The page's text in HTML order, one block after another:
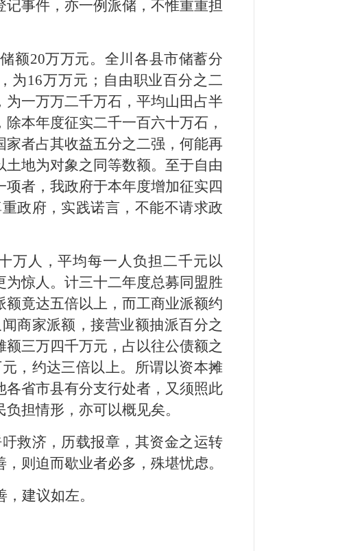
事件，亦一例派储，不惟重重担
额20万万元。全川各县市储蓄分
为16万万元；自由职业百分之二
一万万二千万石，平均山田占半
本年度征实二千一百六十万石，
者占其收益五分之二强，何能再
地为对象之同等数额。至于自由
者，我政府于本年度增加征实四
政府，实践诺言，不能不请求政
万人，平均每一人负担二千元以
惊人。计三十二年度总募同盟胜
竟达五倍以上，而工商业派额约
商家派额，接营业额抽派百分之
三万四千万元，占以往公债额之
，约达三倍以上。所谓以资本摊
省市县有分支行处者，又须照此
担情形，亦可以概见矣。
救济，历载报章，其资金之运转
则迫而歇业者必多，殊堪忧虑。
建议如左。